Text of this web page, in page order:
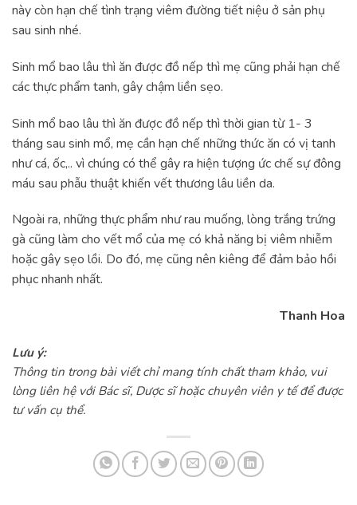
này còn hạn chế tình trạng viêm đường tiết niệu ở sản phụ
sau sinh nhé.
Sinh mổ bao lâu thì ăn được đồ nếp thì mẹ cũng phải hạn chế
các thực phẩm tanh, gây chậm liền sẹo.
Sinh mổ bao lâu thì ăn được đồ nếp thì thời gian từ 1- 3
tháng sau sinh mổ, mẹ cần hạn chế những thức ăn có vị tanh
như cá, ốc,.. vì chúng có thể gây ra hiện tượng ức chế sự đông
máu sau phẫu thuật khiến vết thương lâu liền da.
Ngoài ra, những thực phẩm như rau muống, lòng trắng trứng
gà cũng làm cho vết mổ của mẹ có khả năng bị viêm nhiễm
hoặc gây sẹo lồi. Do đó, mẹ cũng nên kiêng để đảm bảo hồi
phục nhanh nhất.
Thanh Hoa
Lưu ý:
Thông tin trong bài viết chỉ mang tính chất tham khảo, vui
lòng liên hệ với Bác sĩ, Dược sĩ hoặc chuyên viên y tế để được
tư vấn cụ thể.